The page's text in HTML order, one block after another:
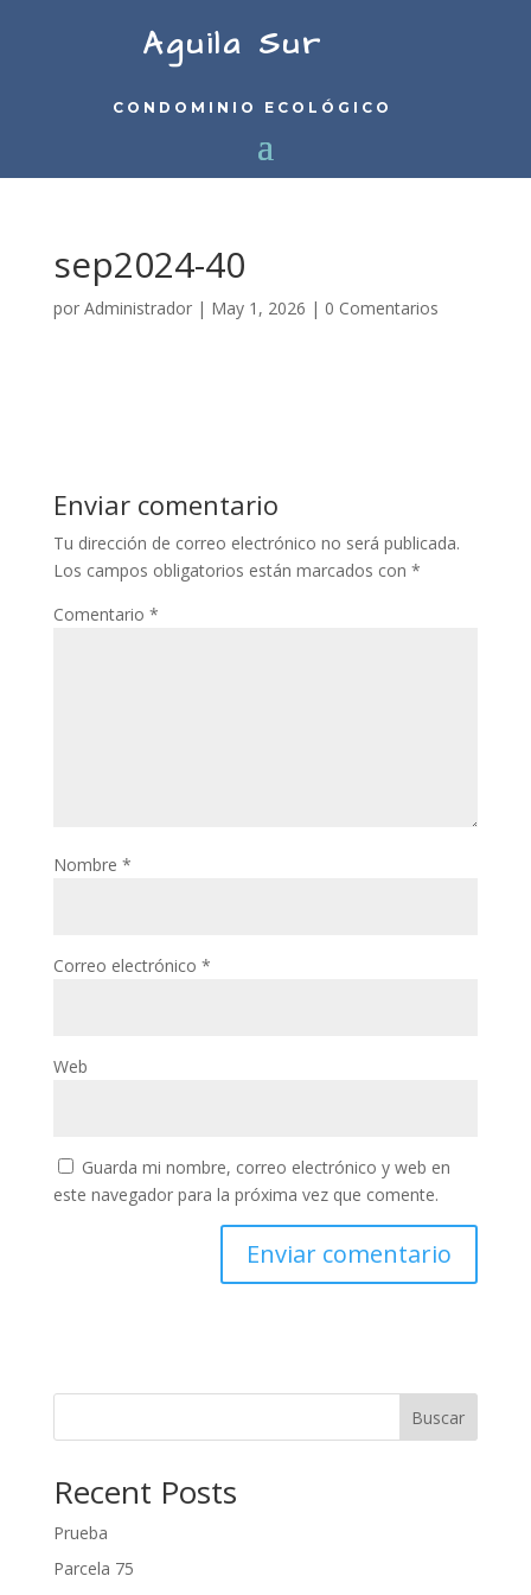
Aguila Sur
CONDOMINIO ECOLÓGICO
sep2024-40
por Administrador| May 1, 2026 | 0 Comentarios
Enviar comentario
Tu dirección de correo electrónico no será publicada.
Los campos obligatorios están marcados con *
Comentario *
Nombre *
Correo electrónico *
Web
Guarda mi nombre, correo electrónico y web en
este navegador para la próxima vez que comente.
Buscar
Recent Posts
Prueba
Parcela 75